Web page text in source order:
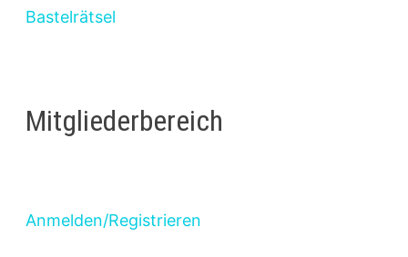
Bastelrätsel
Mitgliederbereich
Anmelden/Registrieren